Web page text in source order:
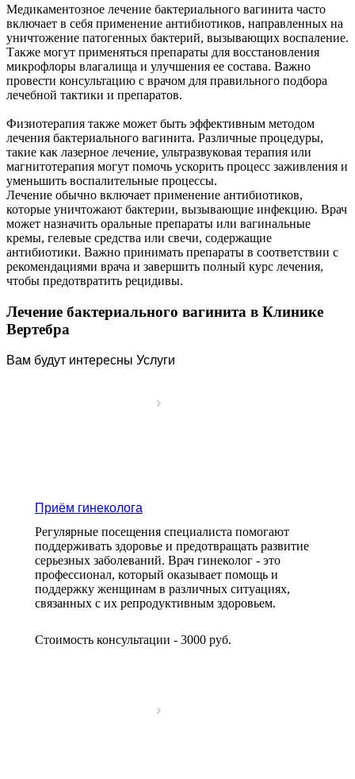
Медикаментозное лечение бактериального вагинита часто
включает в себя применение антибиотиков, направленных на
уничтожение патогенных бактерий, вызывающих воспаление.
Также могут применяться препараты для восстановления
микрофлоры влагалища и улучшения ее состава. Важно
провести консультацию с врачом для правильного подбора
лечебной тактики и препаратов.
Физиотерапия также может быть эффективным методом
лечения бактериального вагинита. Различные процедуры,
такие как лазерное лечение, ультразвуковая терапия или
магнитотерапия могут помочь ускорить процесс заживления и
уменьшить воспалительные процессы.
Лечение обычно включает применение антибиотиков,
которые уничтожают бактерии, вызывающие инфекцию. Врач
может назначить оральные препараты или вагинальные
кремы, гелевые средства или свечи, содержащие
антибиотики. Важно принимать препараты в соответствии с
рекомендациями врача и завершить полный курс лечения,
чтобы предотвратить рецидивы.
Лечение бактериального вагинита в Клинике
Вертебра
Вам будут интересны Услуги
Приём гинеколога
Регулярные посещения специалиста помогают
поддерживать здоровье и предотвращать развитие
серьезных заболеваний. Врач гинеколог - это
профессионал, который оказывает помощь и
поддержку женщинам в различных ситуациях,
связанных с их репродуктивным здоровьем.
Стоимость консультации - 3000 руб.